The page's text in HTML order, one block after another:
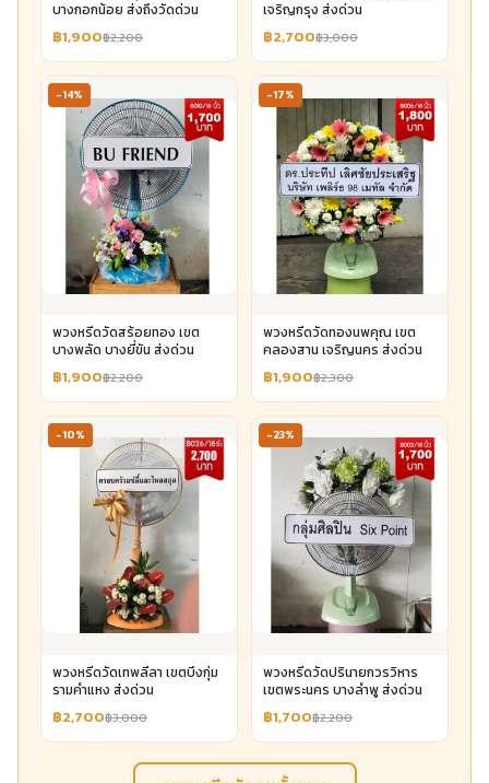
บางกอกน้อย ส่งถึงวัดด่วน
฿1,900฿2,200
เจริญกรุง ส่งด่วน
฿2,700฿3,000
-14%
พวงหรีดวัดสร้อยทอง เขต
บางพลัด บางยี่ขัน ส่งด่วน
฿1,900฿2,200
-17%
พวงหรีดวัดทองนพคุณ เขต
คลองสาน เจริญนคร ส่งด่วน
฿1,900฿2,300
-10%
พวงหรีดวัดเทพลีลา เขตบึงกุ่ม
รามคำแหง ส่งด่วน
฿2,700฿3,000
-23%
พวงหรีดวัดปรินายกวรวิหาร
เขตพระนคร บางลำพู ส่งด่วน
฿1,700฿2,200